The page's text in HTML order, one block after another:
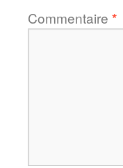
Commentaire *